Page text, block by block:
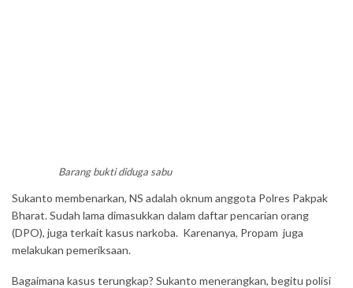
Barang bukti diduga sabu
Sukanto membenarkan, NS adalah oknum anggota Polres Pakpak
Bharat. Sudah lama dimasukkan dalam daftar pencarian orang
(DPO), juga terkait kasus narkoba. Karenanya, Propam juga
melakukan pemeriksaan.
Bagaimana kasus terungkap? Sukanto menerangkan, begitu polisi